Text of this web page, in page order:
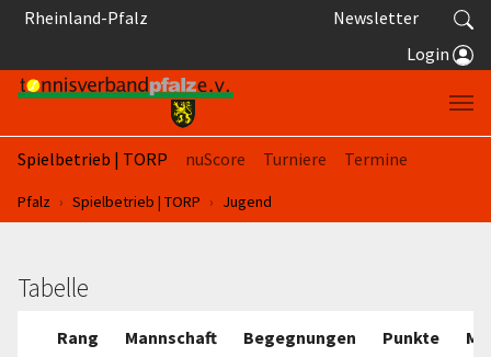
Springe zum Seiteninhalt
Rheinland-Pfalz
Newsletter
Login
Spielbetrieb | TORP nuScore Turniere
Termine
Sie sind hier:
Pfalz Spielbetrieb | TORP Jugend
Tabelle
Rang Mannschaft Begegnungen Punkte